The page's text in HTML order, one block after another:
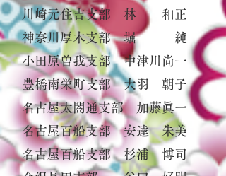
川崎元住吉支部 林 和正
神奈川厚木支部 堀 純
小田原曽我支部 中津川尚一
豊橋南栄町支部 大羽 朝子
名古屋太閤通支部 加藤眞一
名古屋百船支部 安達 朱美
名古屋百船支部 杉浦 博司